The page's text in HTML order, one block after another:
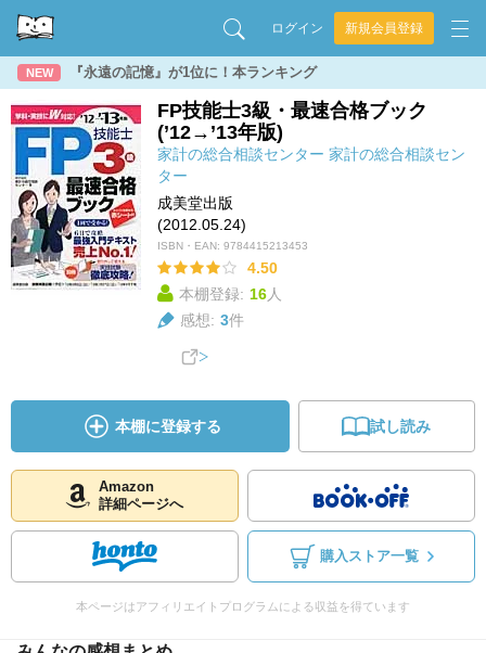
ログイン 新規会員登録
NEW 『永遠の記憶』が1位に！本ランキング
FP技能士3級・最速合格ブック
(’12→’13年版)
家計の総合相談センター 家計の総合相談セン
ター
成美堂出版
(2012.05.24)
ISBN・EAN: 9784415213453
4.50
本棚登録: 16人
感想: 3件
本棚に登録する 試し読み
Amazon
詳細ページへ
購入ストア一覧
本ページはアフィリエイトプログラムによる収益を得ています